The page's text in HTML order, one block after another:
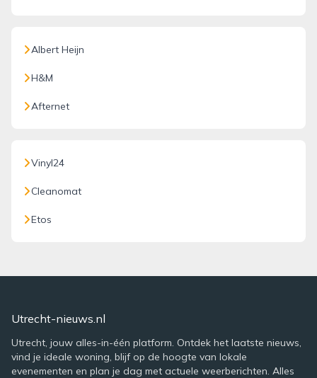
Albert Heijn
H&M
Afternet
Vinyl24
Cleanomat
Etos
Utrecht-nieuws.nl
Utrecht, jouw alles-in-één platform. Ontdek het laatste nieuws,
vind je ideale woning, blijf op de hoogte van lokale
evenementen en plan je dag met actuele weerberichten. Alles